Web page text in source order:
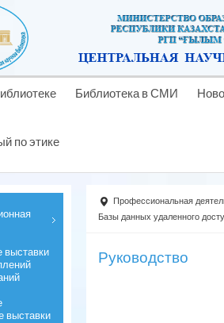
Библиотека в СМИ
по этике
Профессиональная
Базы данных удаленного
Руководство
выставки
выставки